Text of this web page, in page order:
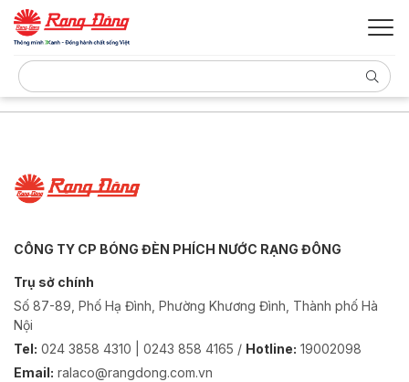
CÔNG TY CP BÓNG ĐÈN PHÍCH NƯỚC RẠNG ĐÔNG
Trụ sở chính
Số 87-89, Phố Hạ Đình, Phường Khương Đình, Thành phố Hà
Nội
Tel: 024 3858 4310 | 0243 858 4165 / Hotline: 19002098
Email: ralaco@rangdong.com.vn